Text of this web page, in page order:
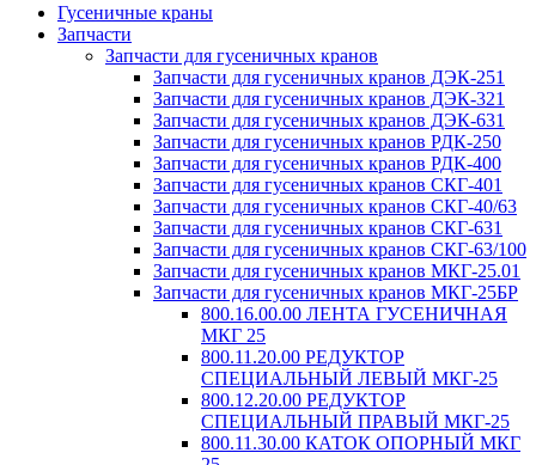
Гусеничные краны
Запчасти
Запчасти для гусеничных кранов
Запчасти для гусеничных кранов ДЭК-251
Запчасти для гусеничных кранов ДЭК-321
Запчасти для гусеничных кранов ДЭК-631
Запчасти для гусеничных кранов РДК-250
Запчасти для гусеничных кранов РДК-400
Запчасти для гусеничных кранов СКГ-401
Запчасти для гусеничных кранов СКГ-40/63
Запчасти для гусеничных кранов СКГ-631
Запчасти для гусеничных кранов СКГ-63/100
Запчасти для гусеничных кранов МКГ-25.01
Запчасти для гусеничных кранов МКГ-25БР
800.16.00.00 ЛЕНТА ГУСЕНИЧНАЯ
МКГ 25
800.11.20.00 РЕДУКТОР
СПЕЦИАЛЬНЫЙ ЛЕВЫЙ МКГ-25
800.12.20.00 РЕДУКТОР
СПЕЦИАЛЬНЫЙ ПРАВЫЙ МКГ-25
800.11.30.00 КАТОК ОПОРНЫЙ МКГ